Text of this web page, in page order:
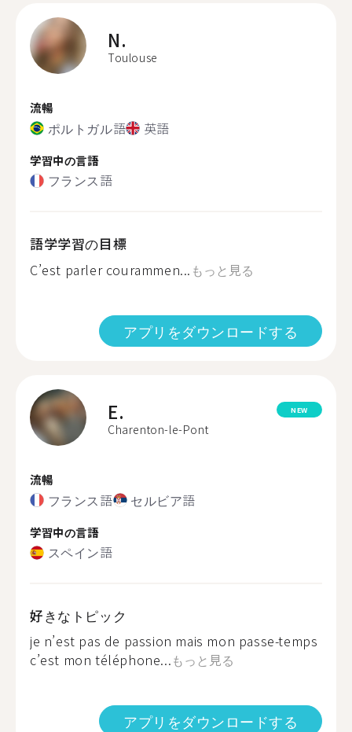
N.
Toulouse
流暢
ポルトガル語 英語
学習中の言語
フランス語
語学学習の目標
C’est parler courammen... もっと見る
アプリをダウンロードする
E.
Charenton-le-Pont
NEW
流暢
フランス語 セルビア語
学習中の言語
スペイン語
好きなトピック
je n’est pas de passion mais mon passe-temps
c’est mon téléphone...もっと見る
アプリをダウンロードする